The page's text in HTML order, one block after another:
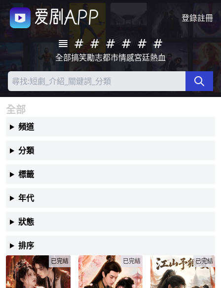
登錄註冊
全部搞笑勵志都市情感宮廷熱血
全部
頻道
分類
標籤
年代
狀態
排序
已完結 已完結 已完結